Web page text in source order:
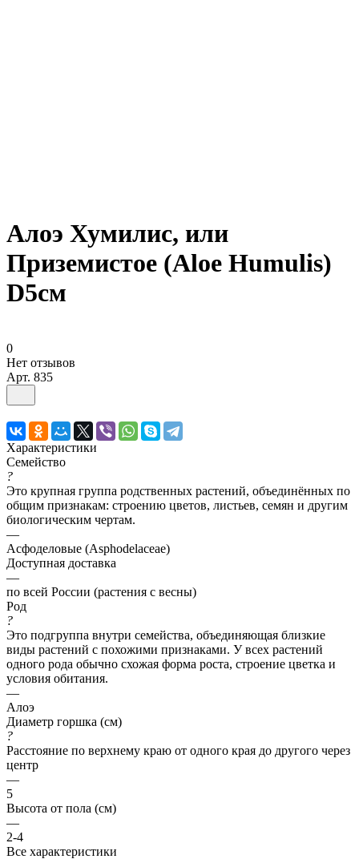
Алоэ Хумилис, или
Приземистое (Aloe Humulis)
D5см
0
Нет отзывов
Арт. 835
Характеристики
Семейство
?
Это крупная группа родственных растений, объединённых по
общим признакам: строению цветов, листьев, семян и другим
биологическим чертам.
—
Асфоделовые (Asphodelaceae)
Доступная доставка
—
по всей России (растения с весны)
Род
?
Это подгруппа внутри семейства, объединяющая близкие
виды растений с похожими признаками. У всех растений
одного рода обычно схожая форма роста, строение цветка и
условия обитания.
—
Алоэ
Диаметр горшка (см)
?
Расстояние по верхнему краю от одного края до другого через
центр
—
5
Высота от пола (см)
—
2-4
Все характеристики